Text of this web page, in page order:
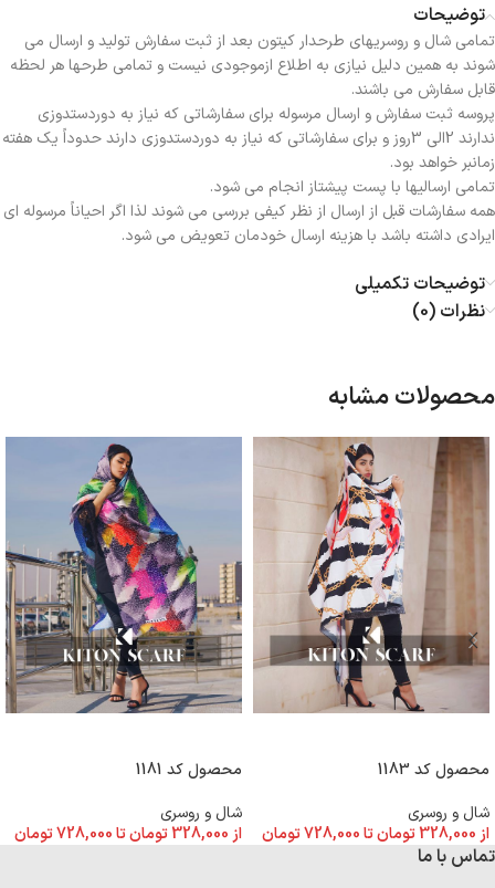
توضیحات
تمامی شال و روسریهای طرحدار کیتون بعد از ثبت سفارش تولید و ارسال می
شوند به همین دلیل نیازی به اطلاع ازموجودی نیست و تمامی طرحها هر لحظه
قابل سفارش می باشند.
پروسه ثبت سفارش و ارسال مرسوله برای سفارشاتی که نیاز به دوردستدوزی
ندارند 2الی 3روز و برای سفارشاتی که نیاز به دوردستدوزی دارند حدوداً یک هفته
زمانبر خواهد بود.
تمامی ارسالیها با پست پیشتاز انجام می شود.
همه سفارشات قبل از ارسال از نظر کیفی بررسی می شوند لذا اگر احیاناً مرسوله ای
ایرادی داشته باشد با هزینه ارسال خودمان تعویض می شود.
توضیحات تکمیلی
نظرات (0)
محصولات مشابه
محصول کد 1183
شال و روسری
از 328,000تومانتا728,000تومان
محصول کد 1181
شال و روسری
از 328,000تومانتا728,000تومان
تماس با ما